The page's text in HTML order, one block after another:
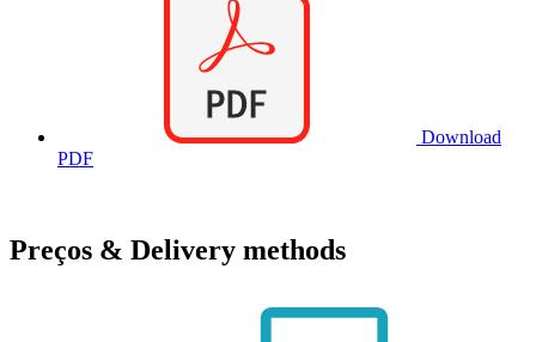
Download
PDF
Preços & Delivery methods